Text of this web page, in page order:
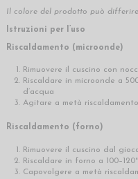
Il colore del prodotto può
Istruzioni per l’uso
Riscaldamento (microonde)
Rimuovere il cuscino con
Riscaldare in microonde a
d’acqua
Agitare a metà
Riscaldamento (forno)
Rimuovere il cuscino dal
Riscaldare in forno a
Capovolgere a metà